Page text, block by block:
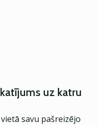
uz katru
savu pašreizējo